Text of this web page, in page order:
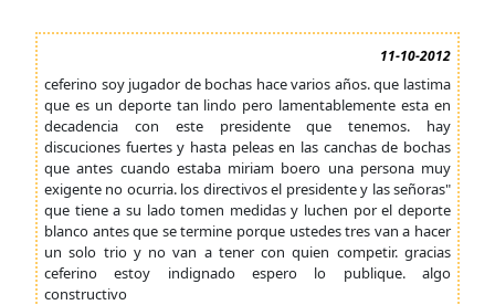
11-10-2012
ceferino soy jugador de bochas hace varios años. que lastima
que es un deporte tan lindo pero lamentablemente esta en
decadencia con este presidente que tenemos. hay
discuciones fuertes y hasta peleas en las canchas de bochas
que antes cuando estaba miriam boero una persona muy
exigente no ocurria. los directivos el presidente y las señoras"
que tiene a su lado tomen medidas y luchen por el deporte
blanco antes que se termine porque ustedes tres van a hacer
un solo trio y no van a tener con quien competir. gracias
ceferino estoy indignado espero lo publique. algo
constructivo